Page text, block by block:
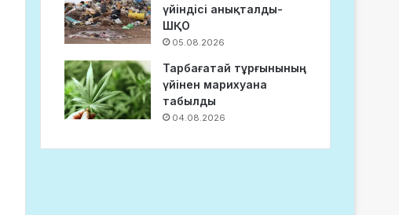
үйіндісі анықталды-
ШҚО
05.08.2026
Тарбағатай тұрғынының
үйінен марихуана
табылды
04.08.2026